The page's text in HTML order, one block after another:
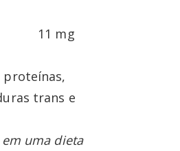
proteínas,
trans e
uma dieta